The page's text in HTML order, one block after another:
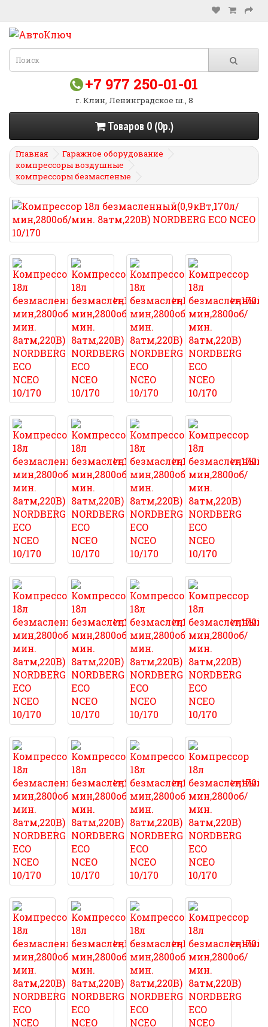
+7 977 250-01-01
г. Клин, Ленинградское ш., 8
Товаров 0 (0р.)
Главная
Гаражное оборудование
компрессоры воздушные
компрессоры безмасленые